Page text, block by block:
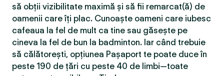
să obții vizibilitate maximă și să fii remarcat(ă) de
oamenii care îți plac. Cunoaște oameni care iubesc
cafeaua la fel de mult ca tine sau găsește pe
cineva la fel de bun la badminton. Iar când trebuie
să călătorești, opțiunea Pașaport te poate duce în
peste 190 de țări cu peste 40 de limbi—toate